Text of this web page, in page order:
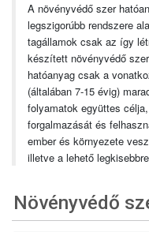
A növényvédő szer
legszigorúbb rendszere
tagállamok csak az így
készített növényvédő
hatóanyag csak a
(általában 7-15 évig)
folyamatok együttes
forgalmazását és
ember és környezete
illetve a lehető
Növényvédő